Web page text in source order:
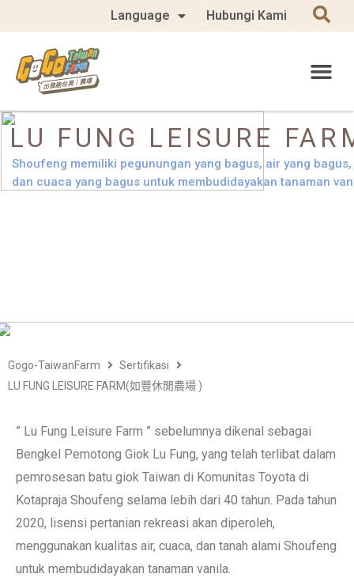
Language Hubungi Kami
Shoufeng memiliki pegunungan yang bagus, air yang bagus,
dan cuaca yang bagus untuk membudidayakan tanaman
LU FUNG LEISURE
Gogo-TaiwanFarm
Sertifikasi
LU FUNG LEISURE FARM(如豐休閒農場 )
” Lu Fung Leisure Farm ” sebelumnya dikenal sebagai
Bengkel Pemotong Giok Lu Fung, yang telah terlibat dalam
pemrosesan batu giok Taiwan di Komunitas Toyota di
Kotapraja Shoufeng selama lebih dari 40 tahun. Pada tahun
2020, lisensi pertanian rekreasi akan diperoleh,
menggunakan kualitas air, cuaca, dan tanah alami Shoufeng
untuk membudidayakan tanaman vanila.